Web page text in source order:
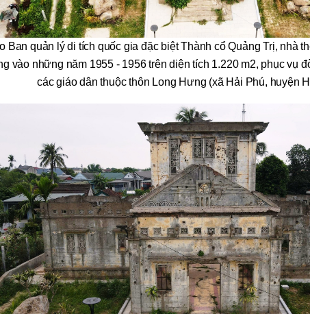
Ban quản lý di tích quốc gia đặc biệt Thành cổ Quảng Trị, nhà
vào những năm 1955 - 1956 trên diện tích 1.220 m2, phục vụ
các giáo dân thuộc thôn Long Hưng (xã Hải Phú, huyện